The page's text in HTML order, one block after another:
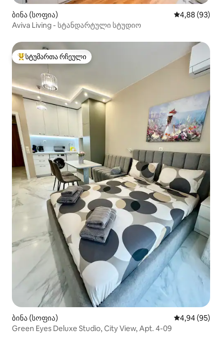
ბინა (სოფია) საშუალო
4,88 (93)
Aviva Living - სტანდარტული სტუდიო
სტუმართა რჩეული მოწინავე ვარიანტი
სტუმართა რჩეული
ბინა (სოფია) საშუალო
4,94 (95)
Green Eyes Deluxe Studio, City View, Apt. 4-09